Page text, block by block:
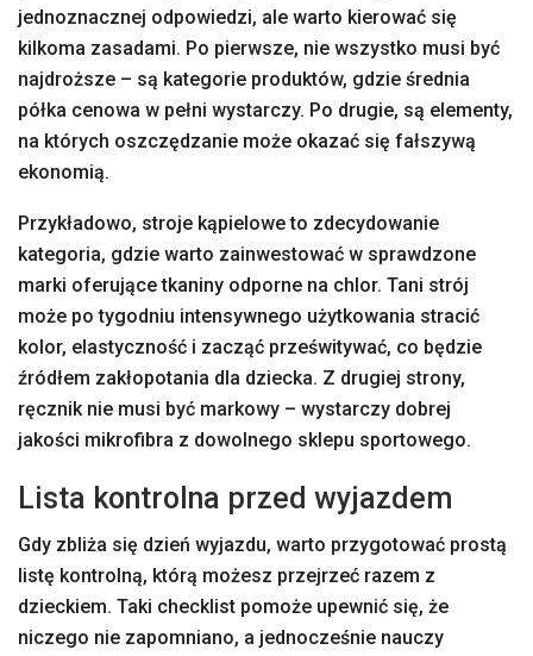
jednoznacznej odpowiedzi, ale warto kierować się
kilkoma zasadami. Po pierwsze, nie wszystko musi być
najdroższe – są kategorie produktów, gdzie średnia
półka cenowa w pełni wystarczy. Po drugie, są elementy,
na których oszczędzanie może okazać się fałszywą
ekonomią.
Przykładowo, stroje kąpielowe to zdecydowanie
kategoria, gdzie warto zainwestować w sprawdzone
marki oferujące tkaniny odporne na chlor. Tani strój
może po tygodniu intensywnego użytkowania stracić
kolor, elastyczność i zacząć prześwitywać, co będzie
źródłem zakłopotania dla dziecka. Z drugiej strony,
ręcznik nie musi być markowy – wystarczy dobrej
jakości mikrofibra z dowolnego sklepu sportowego.
Lista kontrolna przed wyjazdem
Gdy zbliża się dzień wyjazdu, warto przygotować prostą
listę kontrolną, którą możesz przejrzeć razem z
dzieckiem. Taki checklist pomoże upewnić się, że
niczego nie zapomniano, a jednocześnie nauczy